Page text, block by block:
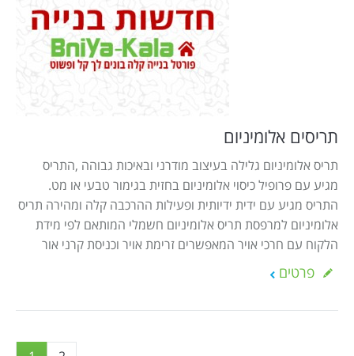
תריסים אלומיניום
תריס אלומיניום גלילה בעיצוב מודרני ובאיכות גבוהה ,התריס
מגיע עם פרופיל כיסוי אלומיניום בחזית בגימור טבעי או מט.
התריס מגיע עם ידית ידיותית ופעילות ההרכבה קלה ומהירה תריס
אלומיניום למרפסת תריס אלומיניום חשמלי המותאם לפי מידת
הלקוח עם חרכי אויר המאפשרים זרימת אויר וכניסת קרני אור
פרטים